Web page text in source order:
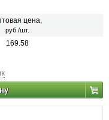
цена,
руб./шт.
169.58